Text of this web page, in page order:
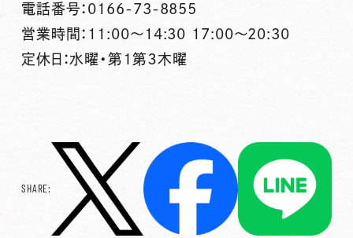
電話番号：0166-73-8855
営業時間：11:00～14:30 17:00～20:30
定休日：水曜・第１第３木曜
SHARE: